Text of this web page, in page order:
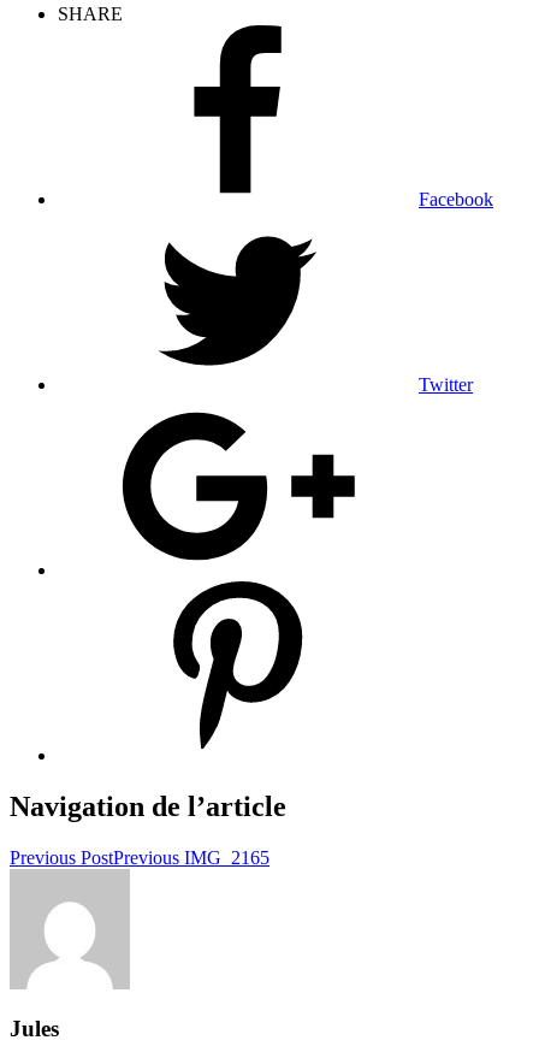
SHARE
Facebook
Twitter
Navigation de l’article
Previous PostPrevious IMG_2165
Jules